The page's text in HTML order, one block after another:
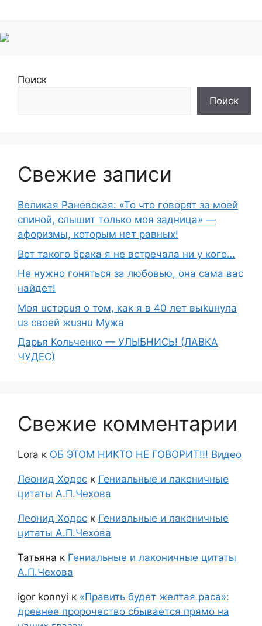
Поиск
Поиск
Свежие записи
Великая Раневская: «То что говорят за моей
спиной, слышит только моя задница» —
афоризмы, которым нет равных!
Вот такого брака я не встречала ни у кого…
Не нужно гоняться за любовью, она сама вас
найдет!
Moя ucтopuя о том, как я в 40 лет выkuнyлa
uз свoeй жuзнu Myжа
Дарья Кольченко — УЛЫБНИСЬ! (ЛАВКА
ЧУДЕС)
Свежие комментарии
Lora к ОБ ЭТОМ НИКТО НЕ ГОВОРИТ!!! Видео
Леонид Ходос к Гениальные и лаконичные
цитаты А.П.Чехова
Леонид Ходос к Гениальные и лаконичные
цитаты А.П.Чехова
Татьяна к Гениальные и лаконичные цитаты
А.П.Чехова
igor konnyi к «Править будет желтая раса»:
древнее пророчество сбывается прямо на